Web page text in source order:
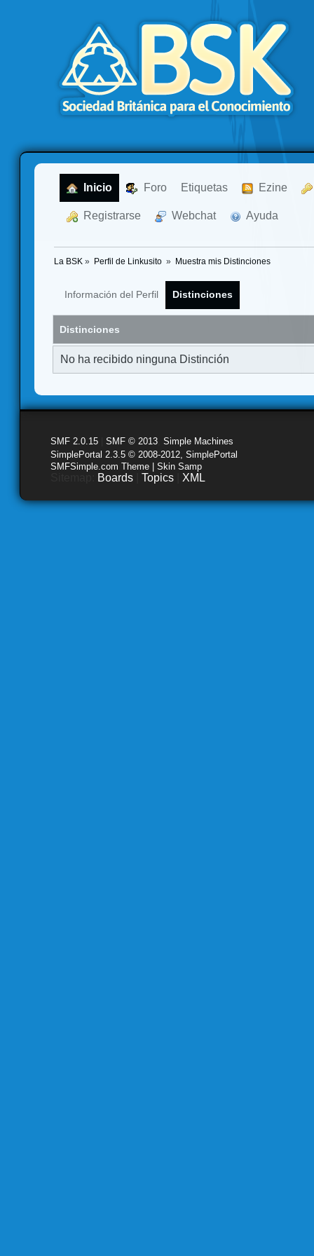
Inicio Foro Etiquetas Ezine
Registrarse Webchat Ayuda
La BSK » Perfil de Linkusito » Muestra mis Distinciones
Información del Perfil Distinciones
Distinciones
No ha recibido ninguna Distinción
SMF 2.0.15 SMF © 2013 Simple Machines
SimplePortal 2.3.5 © 2008-2012, SimplePortal
SMFSimple.com Theme | Skin Samp
Boards Topics XML